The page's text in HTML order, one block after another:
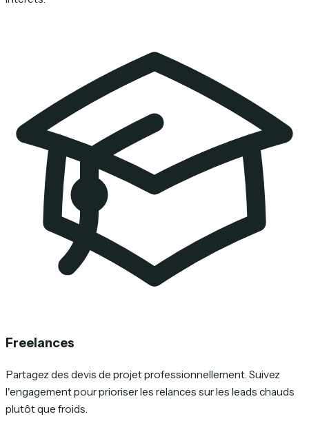
Freelances
Partagez des devis de projet professionnellement. Suivez
l'engagement pour prioriser les relances sur les leads chauds
plutôt que froids.